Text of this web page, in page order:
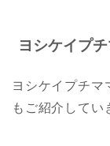
ヨシケイプ
ヨシケイプチマ
もご紹介してい